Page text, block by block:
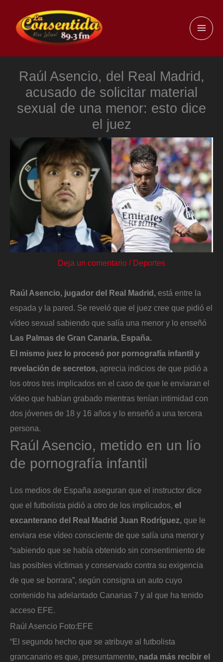
contenido
Raúl Asencio, del Real Madrid,
acusado de solicitar material
sexual de una menor: esto dice
el juez
Deja un comentario / Deportes
Raúl Asencio, jugador del Real Madrid, está entre la
espada y la pared. Se reveló que el juez cree que pidió el
vídeo sexual sabiendo que salía una menor y lo enseñó
Las Palmas de Gran Canaria, España.
El mismo juez lo procesó por pornografía infantil y
revelación de secretos, aprecia indicios de que pidió a
los otros tres implicados en el caso de que le enviaran el
vídeo que habían grabado mientras tenían intimidad con
dos jóvenes de 18 y 16 años y lo enseñó a una tercera
persona.
Raúl Asencio, metido en un lío
de pornografía infantil
Los medios de España aseguran que el instructor dice
que el futbolista pidió a otro de los implicados, el
excanterano del Real Madrid Juan Rodríguez, que le
enviara ese vídeo consciente de que salía una menor y
“sabiendo que se había obtenido sin consentimiento de
las posibles víctimas y conservado contra su exigencia
de que se borrara”, según consigna un auto cuyo
contenido ha adelantado Canarias 7 y al que ha tenido
acceso EFE.
Raúl Asencio Foto:EFE
“El segundo hecho que se atribuye al futbolista
grancanario es que, presuntamente, nada más recibir el